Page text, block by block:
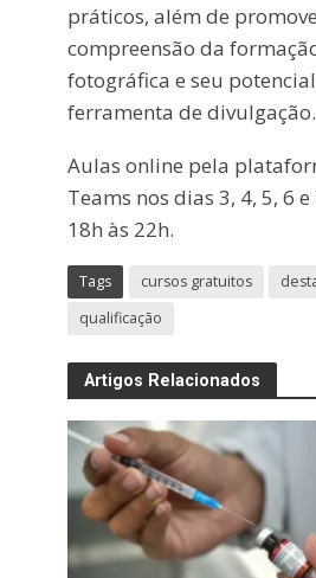
práticos, além de
compreensão da
fotográfica e seu
ferramenta de divulgação.
Aulas online pela
Teams nos dias 3, 4, 5, 6
18h às 22h.
Tags cursos gratuitos
qualificação
Artigos Relacionados